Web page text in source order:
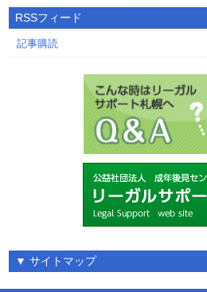
RSSフィード
記事購読
▼ サイトマップ